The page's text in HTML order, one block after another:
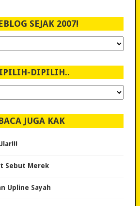
SEJAK 2007!
DIPILIH..
JUGA KAK
Sebut Merek
Upline Sayah